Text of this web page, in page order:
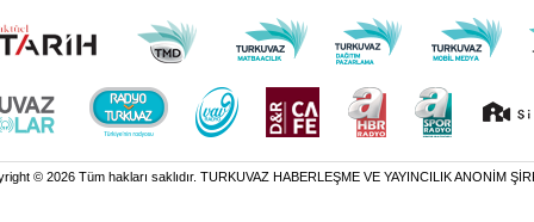
© 2026 Tüm hakları saklıdır. TURKUVAZ HABERLEŞME VE YAYINCILIK ANONİM